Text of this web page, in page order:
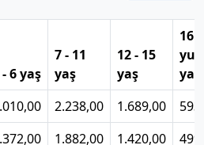
6 yaş
7 - 11
yaş
12 - 15
yaş
16
yaş
2.238,00 1.689,00
1.882,00 1.420,00